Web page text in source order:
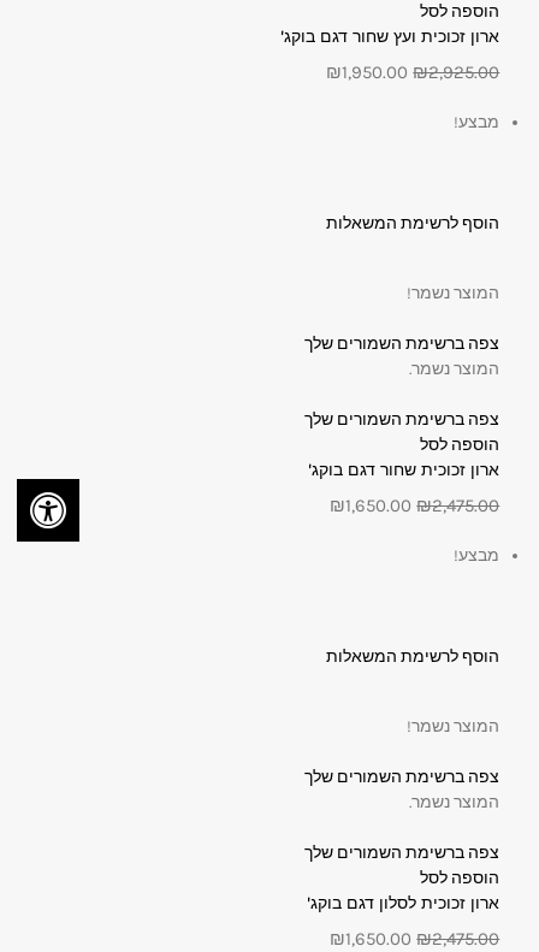
הוספה לסל
ארון זכוכית ועץ שחור דגם בוקג'
₪2,925.00
₪1,950.00
מבצע!
הוסף לרשימת המשאלות
המוצר נשמר!
צפה ברשימת השמורים שלך
המוצר נשמר.
צפה ברשימת השמורים שלך
הוספה לסל
ארון זכוכית שחור דגם בוקג'
₪2,475.00
₪1,650.00
מבצע!
הוסף לרשימת המשאלות
המוצר נשמר!
צפה ברשימת השמורים שלך
המוצר נשמר.
צפה ברשימת השמורים שלך
הוספה לסל
ארון זכוכית לסלון דגם בוקג'
₪2,475.00
₪1,650.00